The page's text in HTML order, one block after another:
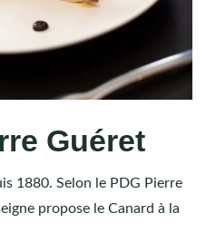
Guéret
1880. Selon le PDG Pierre
propose le Canard à la